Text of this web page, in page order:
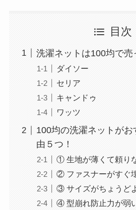
目次
洗濯ネットは100均で売
ダイソー
セリア
キャンドゥ
ワッツ
100均の洗濯ネットが
由５つ！
① 生地が薄くて頼り
② ファスナーがすぐ
③ サイズがちょうど
④ 型崩れ防止力が弱